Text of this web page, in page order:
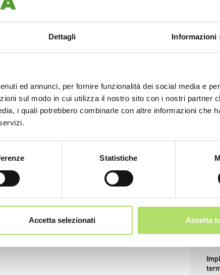
Dettagli Informazioni
ed annunci, per fornire funzionalità dei social media e
sul modo in cui utilizza il nostro sito con i nostri partner
i quali potrebbero combinarle con altre informazioni che
Statistiche
Accetta selezionati Accetta